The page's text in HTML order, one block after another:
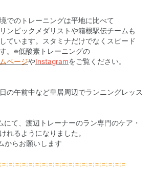
でのトレーニングは平地に比べて
ンピックメダリストや箱根駅伝チームも
ています。スタミナだけでなくスピード
。※低酸素トレーニングの
ページやInstagramをご覧ください。
の午前中など皇居周辺でランニングレッス
にて、渡辺トレーナーのラン専門のケア・
れるようになりました。
からお願いします